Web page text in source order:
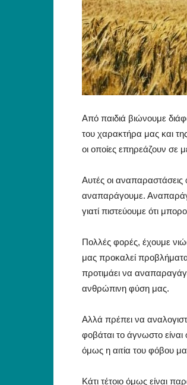
Από παιδιά βιώνουμε
του χαρακτήρα μας και
οι οποίες επηρεάζουν σε
Αυτές οι αναπαραστάσεις
αναπαράγουμε.
γιατί πιστεύουμε ότι
Πολλές φορές, έχουμε
μας προκαλεί
προτιμάει να
ανθρώπινη φύση μας.
Αλλά πρέπει να
φοβάται το άγνωστο
όμως η αιτία του φόβου
Κάτι τέτοιο όμως είναι